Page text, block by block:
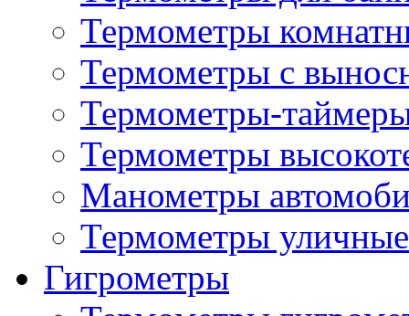
Термометры
Термометры с
Термометры-
Термометры
Манометры
Термометры уличные
Гигрометры